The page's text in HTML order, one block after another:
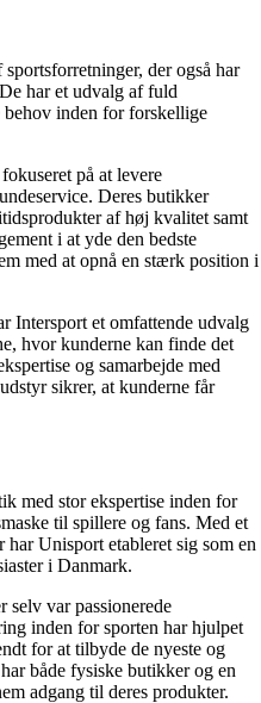
der også har
har et udvalg af fuld
behov inden for forskellige
på at levere
Deres butikker
af høj kvalitet samt
i at yde den bedste
med at opnå en stærk position i
Intersport et omfattende udvalg
hvor kunderne kan finde det
og samarbejde med
sikrer, at kunderne får
med stor ekspertise inden for
til spillere og fans. Med et
Unisport etableret sig som en
i Danmark.
selv var passionerede
inden for sporten har hjulpet
for at tilbyde de nyeste og
både fysiske butikker og en
adgang til deres produkter.